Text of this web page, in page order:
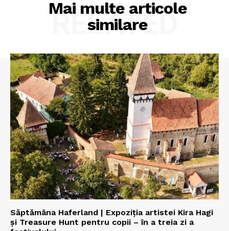
Mai multe articole
similare
RELATED
Săptămâna Haferland | Expoziţia artistei Kira Hagi
şi Treasure Hunt pentru copii – în a treia zi a